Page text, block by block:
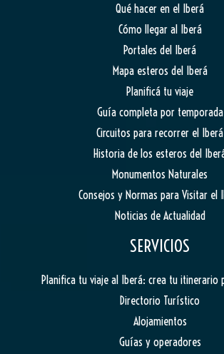
Qué hacer en el Iberá
Cómo llegar al Iberá
Portales del Iberá
Mapa esteros del Iberá
Planificá tu viaje
Guía completa por temporada
Circuitos para recorrer el Iberá
Historia de los esteros del
Monumentos Naturales
Consejos y Normas para Visitar el
Noticias de Actualidad
SERVICIOS
Planifica tu viaje al Iberá: crea tu itinerario
Directorio Turístico
Alojamientos
Guías y operadores